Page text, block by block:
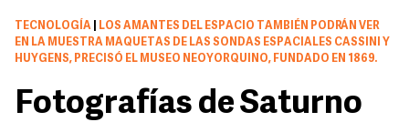
TECNOLOGÍA
LOS AMANTES DEL ESPACIO TAMBIÉN PODRÁN VER
EN LA MUESTRA MAQUETAS DE LAS SONDAS ESPACIALES CASSINI Y
HUYGENS, PRECISÓ EL MUSEO NEOYORQUINO, FUNDADO EN 1869.
Fotografías de Saturno